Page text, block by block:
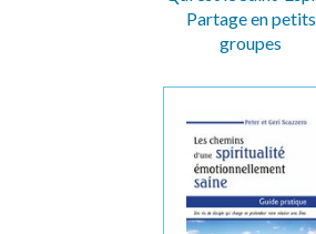
Partage en petits
groupes